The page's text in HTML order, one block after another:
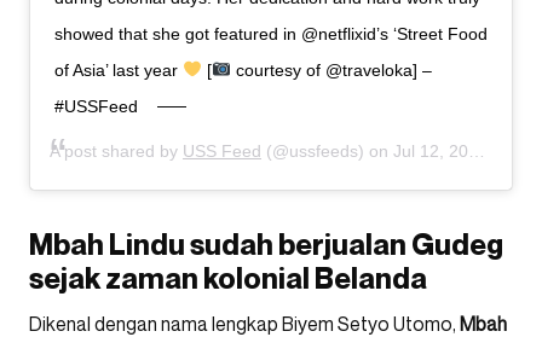
showed that she got featured in @netflixid’s ‘Street Food
of Asia’ last year
[
courtesy of @traveloka] –
#USSFeed
A post shared by USS Feed (@ussfeeds) on Jul 12, 2020 at 8:24pm PDT
Mbah Lindu sudah berjualan Gudeg
sejak zaman kolonial Belanda
Dikenal dengan nama lengkap Biyem Setyo Utomo, Mbah